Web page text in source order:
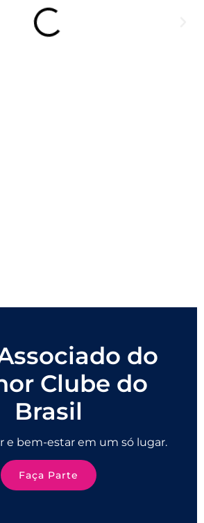
do
Clube do
Brasil
e bem-estar em um só lugar.
Faça Parte